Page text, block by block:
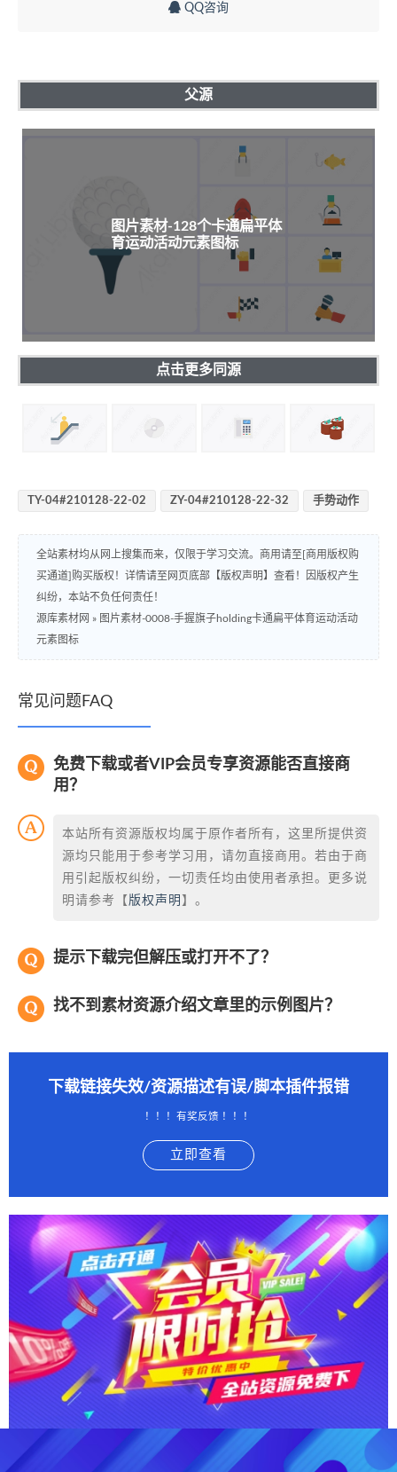
QQ咨询
父源
图片素材-128个卡通扁平体
育运动活动元素图标
点击更多同源
TY-04#210128-22-02 ZY-04#210128-22-32 手势动作
全站素材均从网上搜集而来，仅限于学习交流。商用请至[商用版权购
买通道]购买版权！详情请至网页底部【版权声明】查看！因版权产生
纠纷，本站不负任何责任！
源库素材网 » 图片素材-0008-手握旗子holding卡通扁平体育运动活动
元素图标
常见问题FAQ
免费下载或者VIP会员专享资源能否直接商
用？
本站所有资源版权均属于原作者所有，这里所提供资
源均只能用于参考学习用，请勿直接商用。若由于商
用引起版权纠纷，一切责任均由使用者承担。更多说
明请参考【 版权声明 】。
提示下载完但解压或打开不了？
找不到素材资源介绍文章里的示例图片？
下载链接失效/资源描述有误/脚本插件报错
！！！有奖反馈 ！！！
立即查看